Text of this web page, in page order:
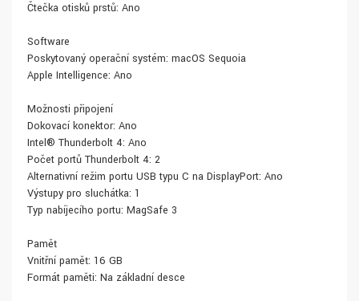
Čtečka otisků prstů: Ano
Software
Poskytovaný operační systém: macOS Sequoia
Apple Intelligence: Ano
Možnosti připojení
Dokovací konektor: Ano
Intel® Thunderbolt 4: Ano
Počet portů Thunderbolt 4: 2
Alternativní režim portu USB typu C na DisplayPort: Ano
Výstupy pro sluchátka: 1
Typ nabíjecího portu: MagSafe 3
Paměť
Vnitřní paměť: 16 GB
Formát paměti: Na základní desce